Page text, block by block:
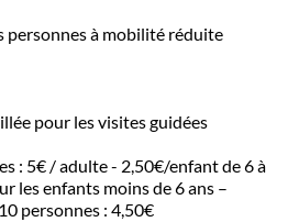
personnes à mobilité réduite
pour les visites guidées
: 5€ / adulte - 2,50€/enfant de 6 à
les enfants moins de 6 ans –
personnes : 4,50€